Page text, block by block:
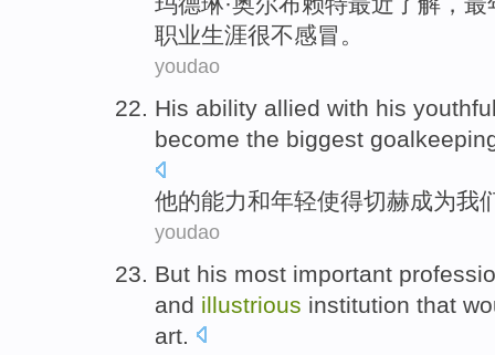
职业生涯很不感冒。
youdao
His ability allied with his
become the biggest
他的能力和年轻使得切赫成为我
youdao
But his most important
and illustrious institution that
art